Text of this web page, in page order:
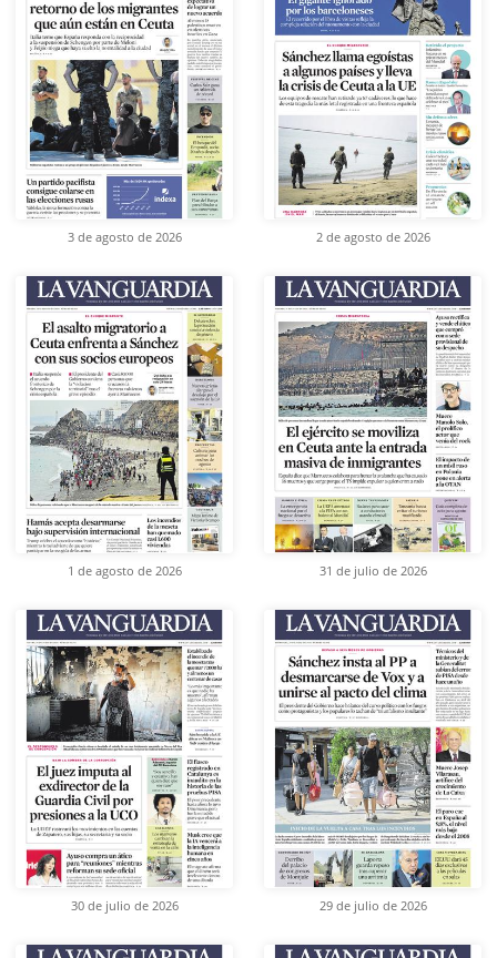
3 de agosto de 2026 2 de agosto de 2026
1 de agosto de 2026 31 de julio de 2026
30 de julio de 2026 29 de julio de 2026